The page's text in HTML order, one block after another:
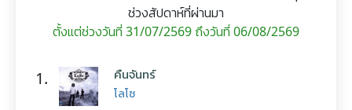
ช่วงสัปดาห์ที่ผ่านมา
ตั้งแต่ช่วงวันที่ 31/07/2569 ถึงวันที่ 06/08/2569
1. คืนจันทร์
โลโซ